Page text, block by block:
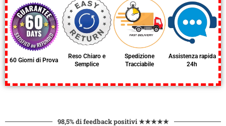
60 Giorni di Prova
Reso Chiaro e
Semplice
Spedizione
Tracciabile
Assistenza rapida
24h
98,5% di feedback positivi ★★★★★